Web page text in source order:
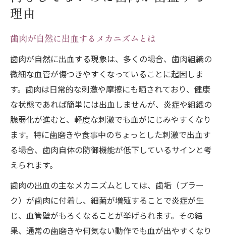
理由
歯肉が自然に出血するメカニズムとは
歯肉が自然に出血する現象は、多くの場合、歯肉組織の
微細な血管が傷つきやすくなっていることに起因しま
す。歯肉は日常的な刺激や摩擦にも晒されており、健康
な状態であれば簡単には出血しませんが、炎症や組織の
脆弱化が進むと、軽度な刺激でも血がにじみやすくなり
ます。特に歯磨きや食事中のちょっとした刺激で出血す
る場合、歯肉自体の防御機能が低下しているサインと考
えられます。
歯肉の出血の主なメカニズムとしては、歯垢（プラー
ク）が歯肉に付着し、細菌が増殖することで炎症が生
じ、血管壁がもろくなることが挙げられます。その結
果、通常の歯磨きや何気ない動作でも血が出やすくなり